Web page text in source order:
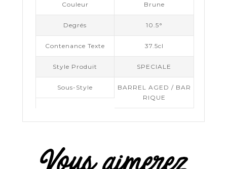
Couleur Brune
Degrés 10.5°
Contenance Texte 37.5cl
Style Produit SPECIALE
Sous-Style
BARREL AGED / BAR
RIQUE